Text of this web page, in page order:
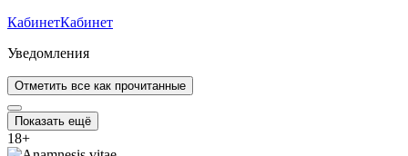
КабинетКабинет
Уведомления
Отметить все как прочитанные
Показать ещё
18+